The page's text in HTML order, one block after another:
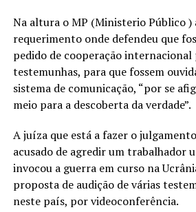
Na altura o MP (Ministerio Público )
requerimento onde defendeu que
pedido de cooperação
testemunhas, para que fossem
sistema de comunicação, “por se
meio para a descoberta da verdade”.
A juíza que está a fazer o
acusado de agredir um trabalhador
invocou a guerra em curso na
proposta de audição de várias
neste país, por videoconferência.